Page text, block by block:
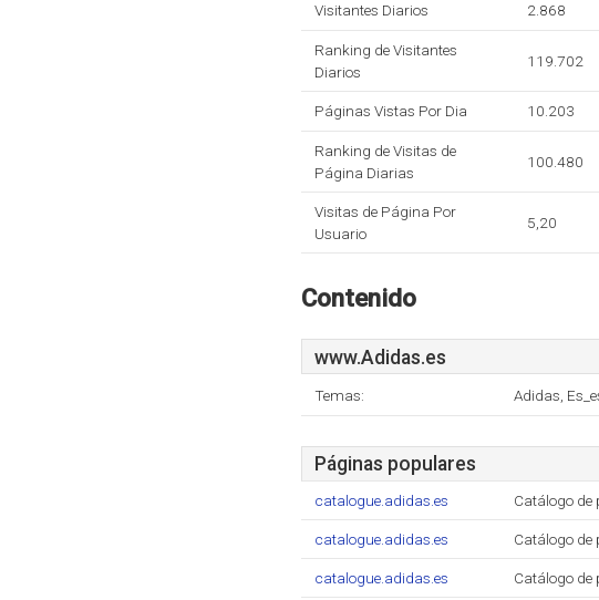
Visitantes Diarios 2.868
Ranking de Visitantes
Diarios
119.702
Páginas Vistas Por Dia 10.203
Ranking de Visitas de
Página Diarias
100.480
Visitas de Página Por
Usuario
5,20
Contenido
www.Adidas.es
Temas: Adidas,
Páginas populares
catalogue.adidas.es Catálogo
catalogue.adidas.es Catálogo
catalogue.adidas.es Catálogo de